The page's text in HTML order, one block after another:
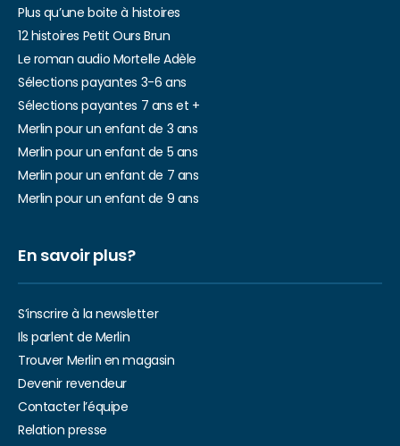
Plus qu’une boite à histoires
12 histoires Petit Ours Brun
Le roman audio Mortelle Adèle
Sélections payantes 3-6 ans
Sélections payantes 7 ans et +
Merlin pour un enfant de 3 ans
Merlin pour un enfant de 5 ans
Merlin pour un enfant de 7 ans
Merlin pour un enfant de 9 ans
En savoir plus?
S’inscrire à la newsletter
Ils parlent de Merlin
Trouver Merlin en magasin
Devenir revendeur
Contacter l’équipe
Relation presse